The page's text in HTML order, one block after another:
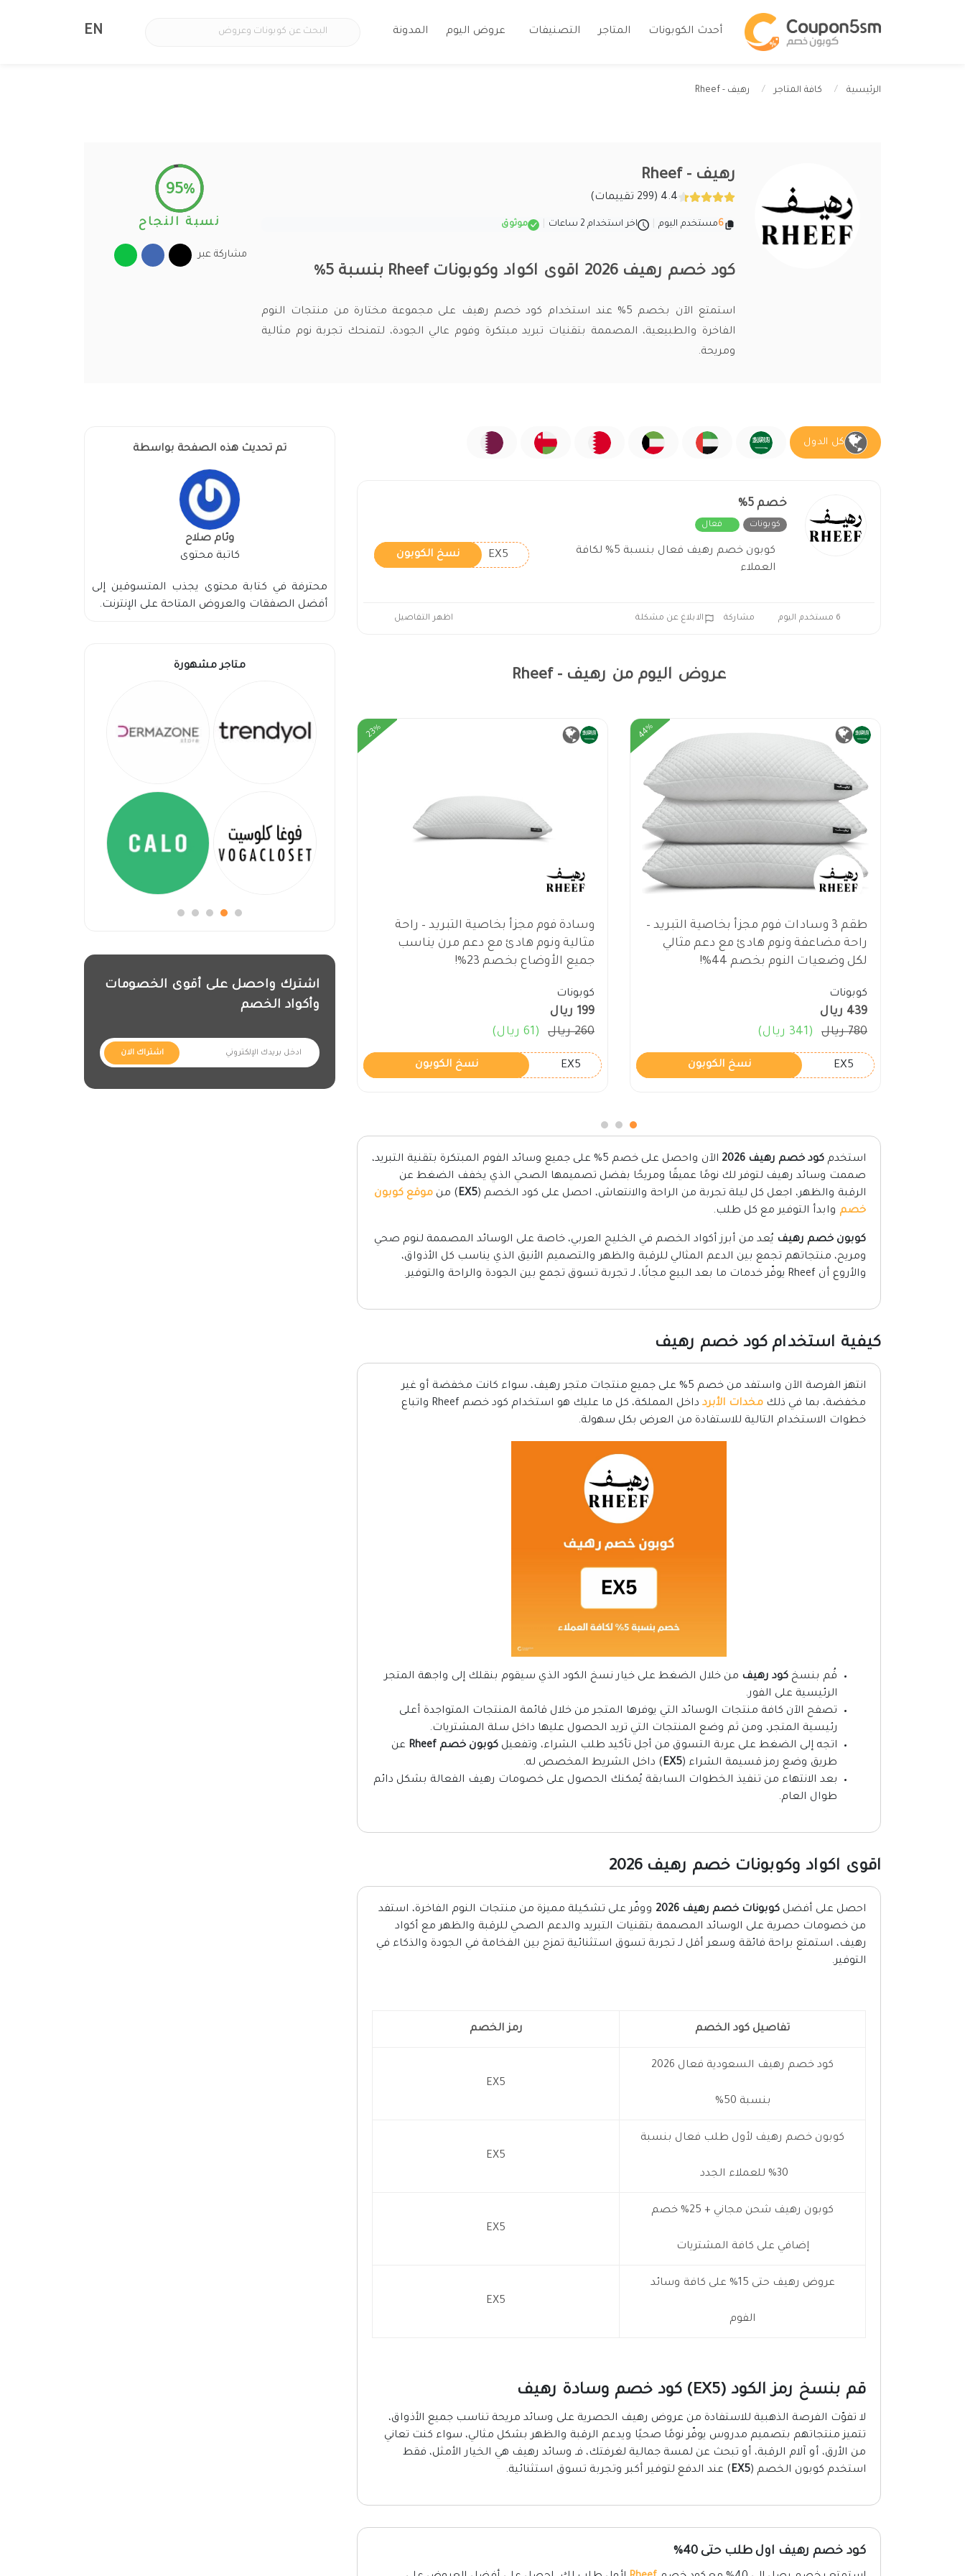
أحدث الكوبونات المتاجر التصنيفات عروض اليوم المدونة EN
الرئيسية كافة المتاجر رهيف - Rheef
رهيف - Rheef
4.4 (299 تقييمات)
6مستخدم اليوم اخر استخدام 2 ساعات موثوق
كود خصم رهيف 2026 اقوى اكواد وكوبونات Rheef بنسبة 5%
استمتع الآن بخصم 5% عند استخدام كود خصم رهيف على مجموعة مختارة من منتجات النوم
الفاخرة والطبيعية، المصممة بتقنيات تبريد مبتكرة وفوم عالي الجودة، لتمنحك تجربة نوم مثالية
ومريحة.
95%
نسبة النجاح
مشاركة عبر
كل الدول
خصم 5%
كوبونات فعال
كوبون خصم رهيف فعال بنسبة 5% لكافة
العملاء
EX5 نسخ الكوبون
6 مستخدم اليوم مشاركة الابلاغ عن مشكلة اظهر التفاصيل
عروض اليوم من رهيف - Rheef
44%
طقم 3 وسادات فوم مجزأ بخاصية التبريد –
راحة مضاعفة ونوم هادئ مع دعم مثالي
لكل وضعيات النوم بخصم 44%!
كوبونات
439 ريال
780 ريال
(341 ريال)
EX5 نسخ الكوبون
23%
وسادة فوم مجزأ بخاصية التبريد – راحة
مثالية ونوم هادئ مع دعم مرن يناسب
جميع الأوضاع بخصم 23%!
كوبونات
199 ريال
260 ريال
(61 ريال)
EX5 نسخ الكوبون
استخدم كود خصم رهيف 2026
الآن واحصل على خصم 5% على جميع وسائد الفوم المبتكرة بتقنية التبريد،
صممت وسائد رهيف لتوفر لك نومًا عميقًا ومريحًا بفضل تصميمها الصحي الذي يخفف الضغط عن
الرقبة والظهر، اجعل كل ليلة تجربة من الراحة والانتعاش، احصل على كود الخصم (EX5) من موقع كوبون
خصم وابدأ التوفير مع كل طلب.
كوبون خصم رهيف يُعد من أبرز أكواد الخصم في الخليج العربي، خاصة على الوسائد المصممة لنوم صحي
ومريح، منتجاتهم تجمع بين الدعم المثالي للرقبة والظهر والتصميم الأنيق الذي يناسب كل الأذواق،
والأروع أن Rheef يوفّر خدمات ما بعد البيع مجانًا، لـ تجربة تسوق تجمع بين الجودة والراحة والتوفير.
كيفية استخدام كود خصم رهيف
انتهز الفرصة الآن واستفد من خصم 5% على جميع منتجات متجر رهيف، سواء كانت مخفضة أو غير
مخفضة، بما في ذلك مخدات الأبرد
داخل المملكة، كل ما عليك هو استخدام كود خصم Rheef واتباع
خطوات الاستخدام التالية للاستفادة من العرض بكل سهولة.
قُم بنسخ كود رهيف من خلال الضغط على خيار نسخ الكود الذي سيقوم بنقلك إلى واجهة المتجر
الرئيسية على الفور.
تصفح الآن كافة منتجات الوسائد التي يوفرها المتجر من خلال قائمة المنتجات المتواجدة أعلى
رئيسية المتجر، ومن ثم وضع المنتجات التي تريد الحصول عليها داخل سلة المشتريات.
اتجه إلى الضغط على عربة التسوق من أجل تأكيد طلب الشراء، وتفعيل كوبون خصم Rheef
عن
طريق وضع رمز قسيمة الشراء (EX5) داخل الشريط المخصص له.
بعد الانتهاء من تنفيذ الخطوات السابقة يُمكنك الحصول على خصومات رهيف الفعالة بشكل دائم
طوال العام.
اقوى اكواد وكوبونات خصم رهيف 2026
احصل على أفضل كوبونات خصم رهيف 2026
ووفّر على تشكيلة مميزة من منتجات النوم الفاخرة، استفد
من خصومات حصرية على الوسائد المصممة بتقنيات التبريد والدعم الصحي للرقبة والظهر مع أكواد
رهيف، استمتع براحة فائقة وسعر أقل لـ تجربة تسوق استثنائية تمزج بين الفخامة في الجودة والذكاء في
التوفير.
تفاصيل كود الخصم رمز الخصم
كود خصم رهيف السعودية فعال 2026
بنسبة 50%
EX5
كوبون خصم رهيف لأول طلب فعال بنسبة
30% للعملاء الجدد
EX5
كوبون رهيف شحن مجاني + 25% خصم
إضافي على كافة المشتريات
EX5
عروض رهيف حتى 15% على كافة وسائد
الفوم
EX5
قم بنسخ رمز الكود (EX5) كود خصم وسادة رهيف
لا تفوّت الفرصة الذهبية للاستفادة من عروض رهيف الحصرية على وسائد مريحة تناسب جميع الأذواق،
تتميز منتجاتهم بتصميم مدروس يوفّر نومًا صحيًا ويدعم الرقبة والظهر بشكل مثالي، سواء كنت تعاني
من الأرق، أو آلام الرقبة، أو تبحث عن لمسة جمالية لغرفتك، فـ وسائد رهيف هي الخيار الأمثل، فقط
استخدم كوبون الخصم (EX5) عند الدفع لتوفير أكبر وتجربة تسوق استثنائية.
كود خصم رهيف اول طلب حتى 40%
تم تحديث هذه الصفحة بواسطة
وئام صلاح
كاتبة محتوى
محترفة في كتابة محتوى يجذب المتسوقين إلى
أفضل الصفقات والعروض المتاحة على الإنترنت.
متاجر مشهورة
اشترك واحصل على أقوى الخصومات
وأكواد الخصم
اشتراك الان